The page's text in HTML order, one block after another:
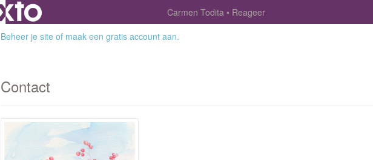
Carmen Todita
Reageer
Beheer je site of maak een gratis account aan.
Contact